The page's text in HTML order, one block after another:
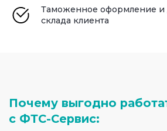
Таможенное оформление и
склада клиента
производителей
Небольших и средних партий
товаров